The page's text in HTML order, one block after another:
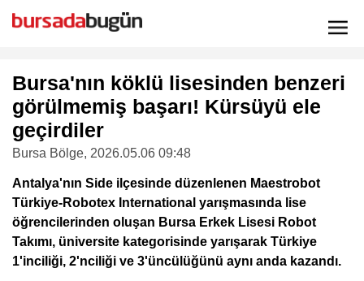
Bursa'nın köklü lisesinden benzeri
görülmemiş başarı! Kürsüyü ele
geçirdiler
Bursa Bölge, 2026.05.06 09:48
Antalya'nın Side ilçesinde düzenlenen Maestrobot
Türkiye-Robotex International yarışmasında lise
öğrencilerinden oluşan Bursa Erkek Lisesi Robot
Takımı, üniversite kategorisinde yarışarak Türkiye
1'inciliği, 2'nciliği ve 3'üncülüğünü aynı anda kazandı.